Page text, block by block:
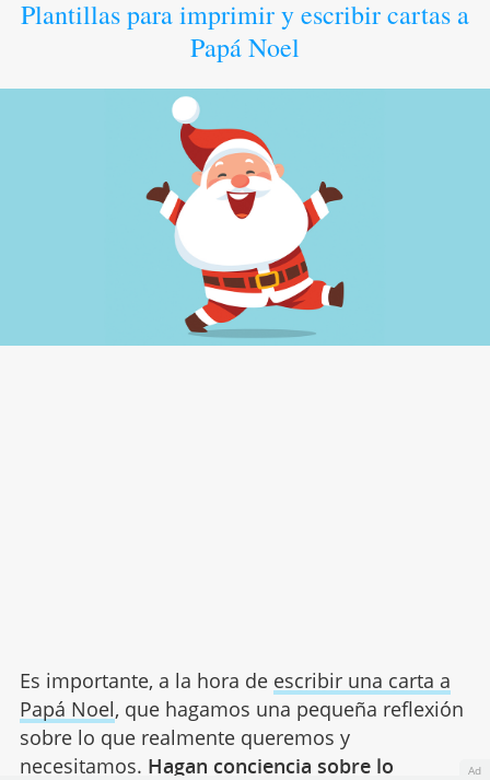
Plantillas para imprimir y escribir cartas a
Papá Noel
Es importante, a la hora de escribir una carta a
Papá Noel, que hagamos una pequeña reflexión
sobre lo que realmente queremos y
necesitamos. Hagan conciencia sobre lo Ad